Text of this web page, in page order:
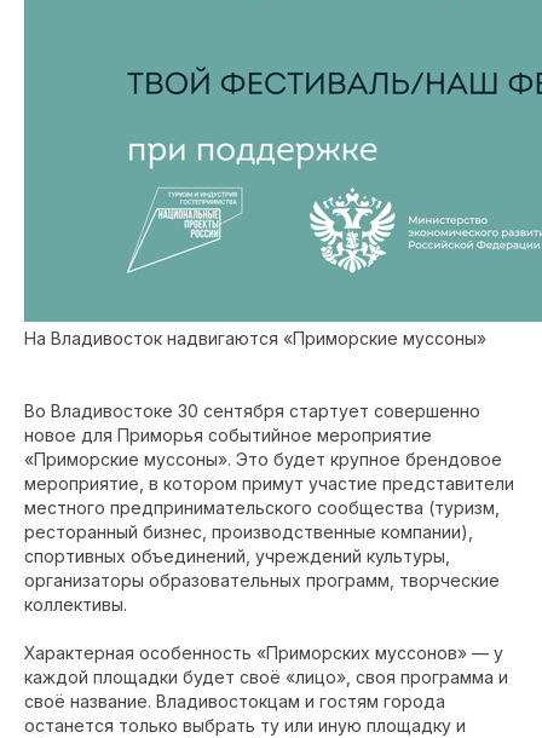
На Владивосток надвигаются «Приморские муссоны»
Во Владивостоке 30 сентября стартует совершенно
новое для Приморья событийное мероприятие
«Приморские муссоны». Это будет крупное брендовое
мероприятие, в котором примут участие представители
местного предпринимательского сообщества (туризм,
ресторанный бизнес, производственные компании),
спортивных объединений, учреждений культуры,
организаторы образовательных программ, творческие
коллективы.
Характерная особенность «Приморских муссонов» — у
каждой площадки будет своё «лицо», своя программа и
своё название. Владивостокцам и гостям города
останется только выбрать ту или иную площадку и